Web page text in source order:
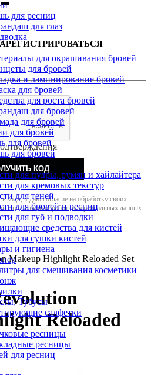
для ресниц
для глаз
для окрашивания бровей
для бровей
и ламинирование бровей
для бровей
для роста бровей
для бровей
для бровей
для бровей
для бровей
для бровей
для пудры, румян и хайлайтера
для кремовых текстур
для теней
для бровей и ресниц
для губ и подводки
средства для кистей
для сушки кистей
и гигиена
для смешивания косметики
Тубусы
салфетки
ресницы
ресницы
для ресниц
КОД
я даю согласие на обработку своих
сполитикой обработки персональных данных.
Makeup Highlight Reloaded Set
Reloaded